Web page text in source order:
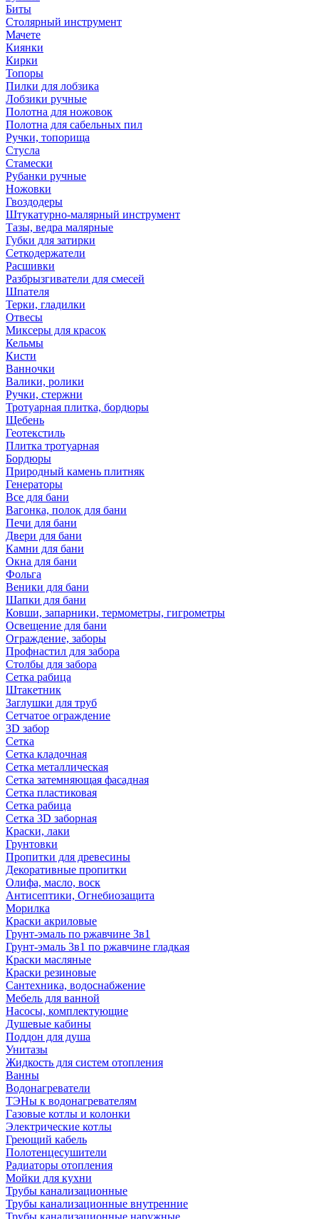
Биты
Столярный инструмент
Мачете
Киянки
Кирки
Топоры
Пилки для лобзика
Лобзики ручные
Полотна для ножовок
Полотна для сабельных пил
Ручки, топорища
Стусла
Стамески
Рубанки ручные
Ножовки
Гвоздодеры
Штукатурно-малярный инструмент
Тазы, ведра малярные
Губки для затирки
Сеткодержатели
Расшивки
Разбрызгиватели для смесей
Шпателя
Терки, гладилки
Отвесы
Миксеры для красок
Кельмы
Кисти
Ванночки
Валики, ролики
Ручки, стержни
Тротуарная плитка, бордюры
Щебень
Геотекстиль
Плитка тротуарная
Бордюры
Природный камень плитняк
Генераторы
Все для бани
Вагонка, полок для бани
Печи для бани
Двери для бани
Камни для бани
Окна для бани
Фольга
Веники для бани
Шапки для бани
Ковши, запарники, термометры, гигрометры
Освещение для бани
Ограждение, заборы
Профнастил для забора
Столбы для забора
Сетка рабица
Штакетник
Заглушки для труб
Сетчатое ограждение
3D забор
Сетка
Сетка кладочная
Сетка металлическая
Сетка затемняющая фасадная
Сетка пластиковая
Сетка рабица
Сетка 3D заборная
Краски, лаки
Грунтовки
Пропитки для древесины
Декоративные пропитки
Олифа, масло, воск
Антисептики, Огнебиозащита
Морилка
Краски акриловые
Грунт-эмаль по ржавчине 3в1
Грунт-эмаль 3в1 по ржавчине гладкая
Краски масляные
Краски резиновые
Сантехника, водоснабжение
Мебель для ванной
Насосы, комплектующие
Душевые кабины
Поддон для душа
Унитазы
Жидкость для систем отопления
Ванны
Водонагреватели
ТЭНы к водонагревателям
Газовые котлы и колонки
Электрические котлы
Греющий кабель
Полотенцесушители
Радиаторы отопления
Мойки для кухни
Трубы канализационные
Трубы канализационные внутренние
Трубы канализационные наружные